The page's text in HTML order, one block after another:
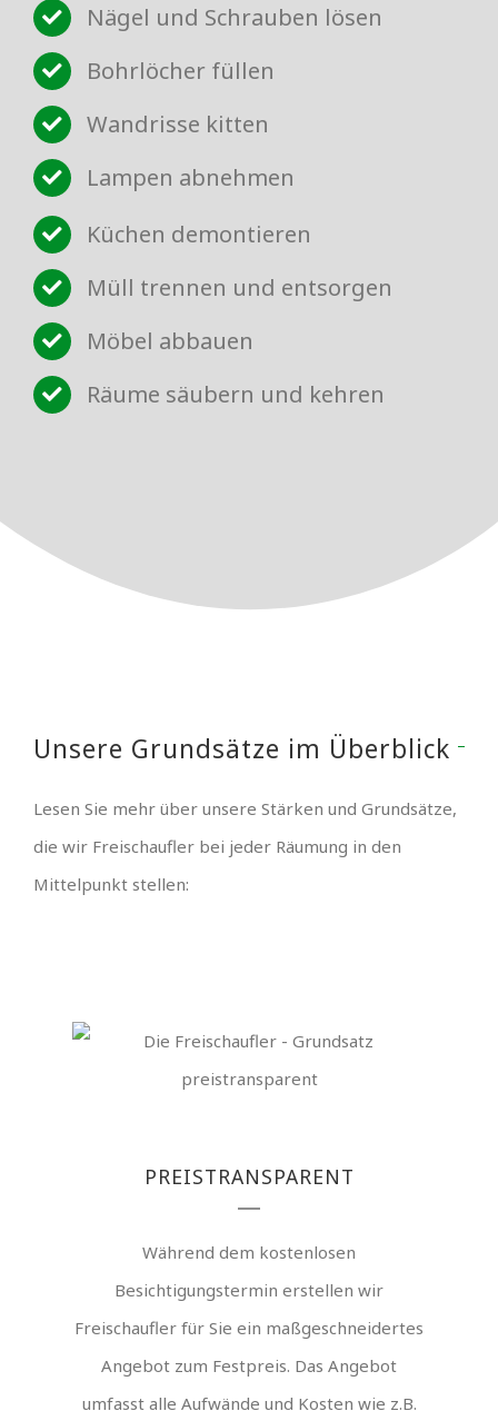
Nägel und Schrauben lösen
Bohrlöcher füllen
Wandrisse kitten
Lampen abnehmen
Küchen demontieren
Müll trennen und entsorgen
Möbel abbauen
Räume säubern und kehren
Unsere Grundsätze im Überblick
Lesen Sie mehr über unsere Stärken und Grundsätze,
die wir Freischaufler bei jeder Räumung in den
Mittelpunkt stellen:
PREISTRANSPARENT
Während dem kostenlosen
Besichtigungstermin erstellen wir
Freischaufler für Sie ein maßgeschneidertes
Angebot zum Festpreis. Das Angebot
umfasst alle Aufwände und Kosten wie z.B.